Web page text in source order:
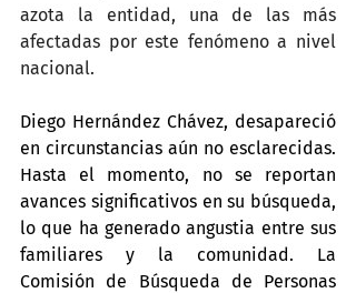
azota la entidad, una de las más
afectadas por este fenómeno a nivel
nacional.
Diego Hernández Chávez, desapareció
en circunstancias aún no esclarecidas.
Hasta el momento, no se reportan
avances significativos en su búsqueda,
lo que ha generado angustia entre sus
familiares y la comunidad. La
Comisión de Búsqueda de Personas